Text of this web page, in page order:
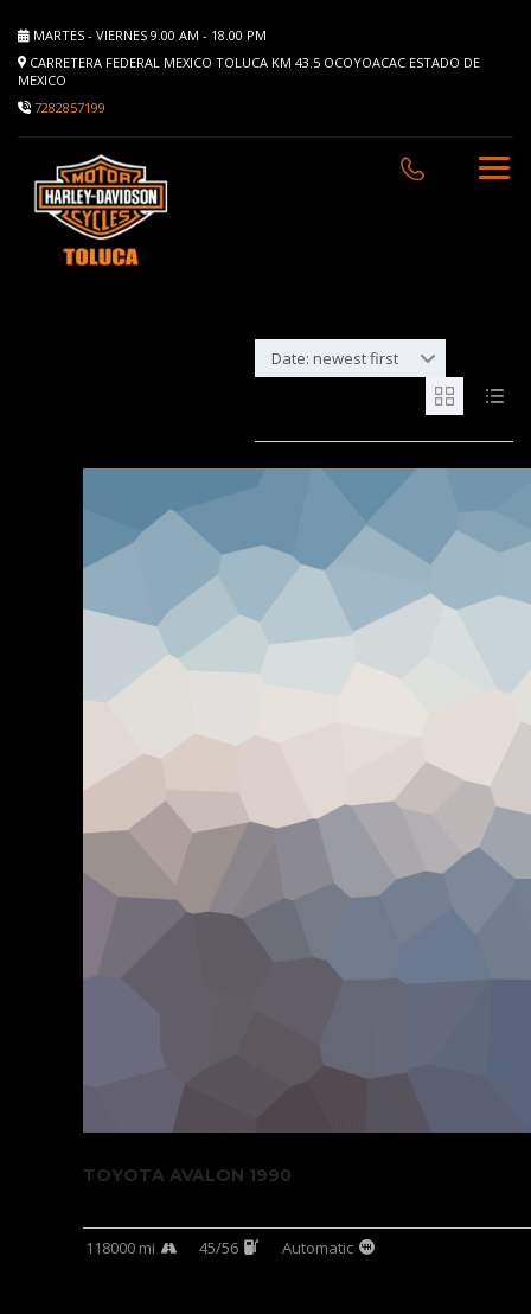
MARTES - VIERNES 9.00 AM - 18.00 PM
CARRETERA FEDERAL MEXICO TOLUCA KM 43.5 OCOYOACAC ESTADO DE
MEXICO
7282857199
Date: newest first
TOYOTA AVALON 1990
118000 mi 45/56 Automatic